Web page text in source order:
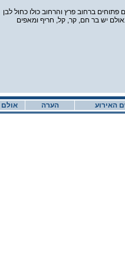
פתוחים ברחוב פרץ והרחוב כולו כחול לבן
יש בר חם, קר, קל, חריף ומאפים
אולם הערה האירוע